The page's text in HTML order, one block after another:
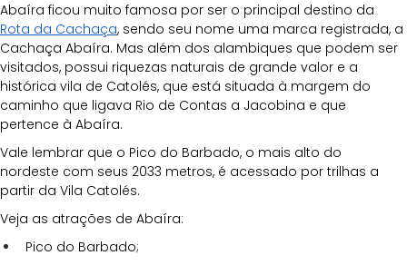
Abaíra ficou muito famosa por ser o principal destino da
Rota da Cachaça, sendo seu nome uma marca registrada, a
Cachaça Abaíra. Mas além dos alambiques que podem ser
visitados, possui riquezas naturais de grande valor e a
histórica vila de Catolés, que está situada à margem do
caminho que ligava Rio de Contas a Jacobina e que
pertence à Abaíra.
Vale lembrar que o Pico do Barbado, o mais alto do
nordeste com seus 2033 metros, é acessado por trilhas a
partir da Vila Catolés.
Veja as atrações de Abaíra:
Pico do Barbado;